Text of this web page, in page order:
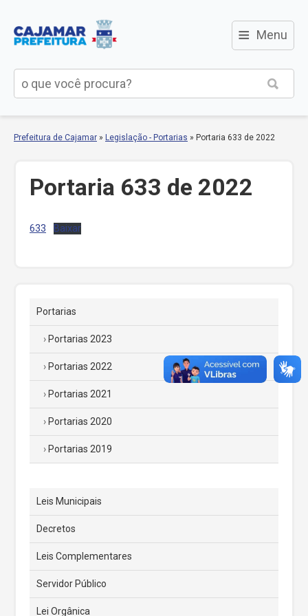
≡ Menu
Prefeitura de Cajamar » Legislação - Portarias » Portaria 633 de 2022
Portaria 633 de 2022
633 Baixar
Portarias
Portarias 2023
Portarias 2022
Portarias 2021
Portarias 2020
Portarias 2019
Leis Municipais
Decretos
Leis Complementares
Servidor Público
Lei Orgânica